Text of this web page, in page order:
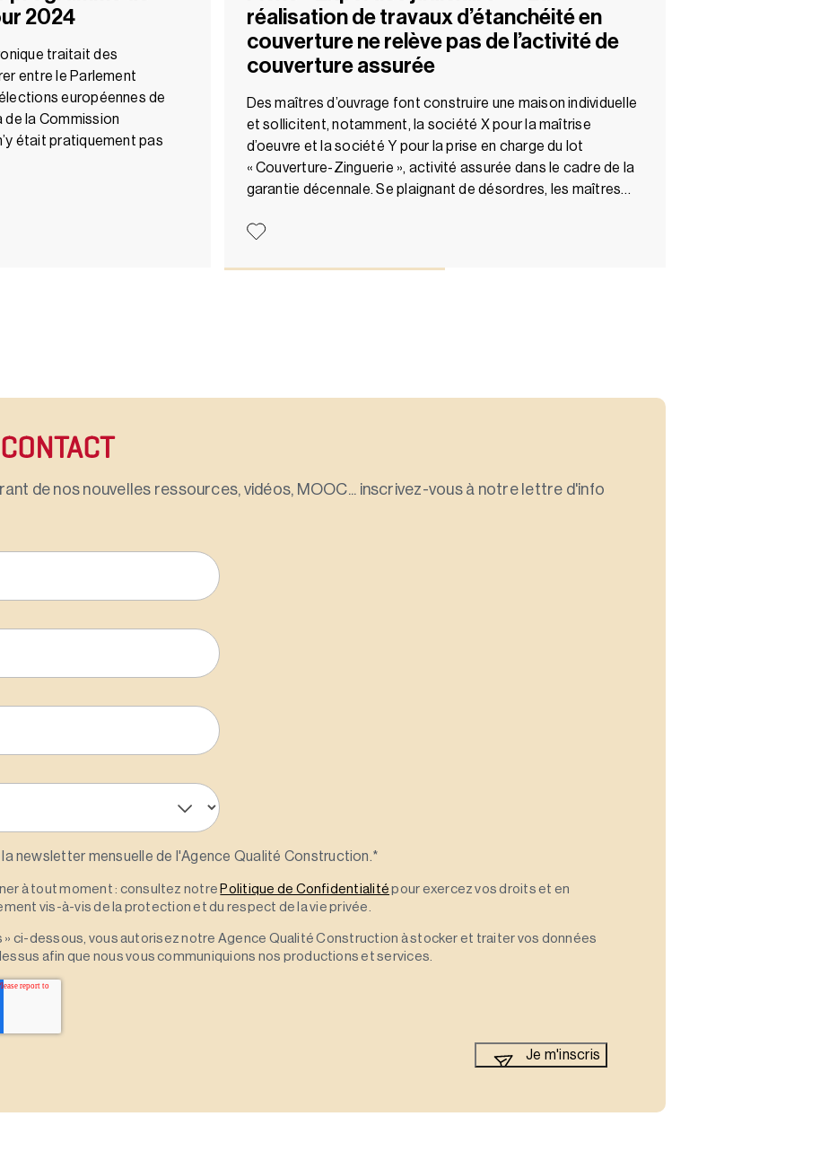
2024
traitait des
entre le Parlement
européennes de
de la Commission
était pratiquement pas
réalisation de travaux d’étanchéité en
couverture ne relève pas de l’activité de
couverture assurée
Des maîtres d’ouvrage font construire une maison individuelle
et sollicitent, notamment, la société X pour la maîtrise
d’oeuvre et la société Y pour la prise en charge du lot
« Couverture-Zinguerie », activité assurée dans le cadre de la
garantie décennale. Se plaignant de désordres, les maîtres…
de nos nouvelles ressources, vidéos, MOOC... inscrivez-vous à notre lettre d'info
newsletter mensuelle de l'Agence Qualité Construction.*
à tout moment : consultez notre Politique de Confidentialité pour exercez vos droits et en
vis-à-vis de la protection et du respect de la vie privée.
» ci-dessous, vous autorisez notre Agence Qualité Construction à stocker et traiter vos données
afin que nous vous communiquions nos productions et services.